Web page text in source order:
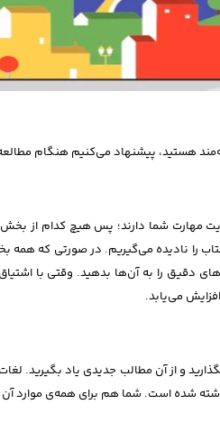
هستید، پیشنهاد می‌کنیم هنگام
مهارت شما دارند؛ پس هیچ کدام از
را نادیده می‌گیریم. در صورتی که همه
دقیق را به آن‌ها بدهید. وقتی با اشتیاق
می‌یابد.
و از آن مطالب جدیدی یاد بگیرید.
شده است. شما هم برای همه‌ی موارد